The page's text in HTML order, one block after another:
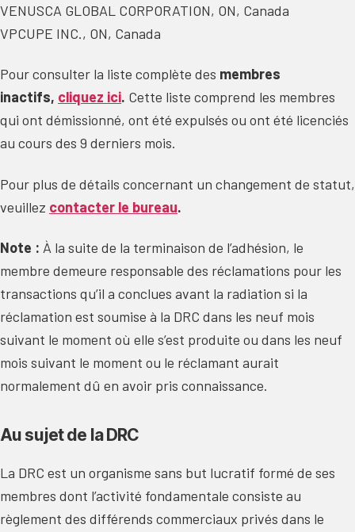
VENUSCA GLOBAL CORPORATION, ON, Canada
VPCUPE INC., ON, Canada
Pour consulter la liste complète des membres
inactifs, cliquez ici. Cette liste comprend les membres
qui ont démissionné, ont été expulsés ou ont été licenciés
au cours des 9 derniers mois.
Pour plus de détails concernant un changement de statut,
veuillez contacter le bureau.
Note : À la suite de la terminaison de l’adhésion, le
membre demeure responsable des réclamations pour les
transactions qu’il a conclues avant la radiation si la
réclamation est soumise à la DRC dans les neuf mois
suivant le moment où elle s’est produite ou dans les neuf
mois suivant le moment ou le réclamant aurait
normalement dû en avoir pris connaissance.
Au sujet de la DRC
La DRC est un organisme sans but lucratif formé de ses
membres dont l’activité fondamentale consiste au
règlement des différends commerciaux privés dans le